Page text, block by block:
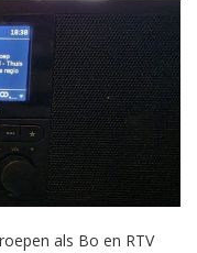
als Bo en RTV